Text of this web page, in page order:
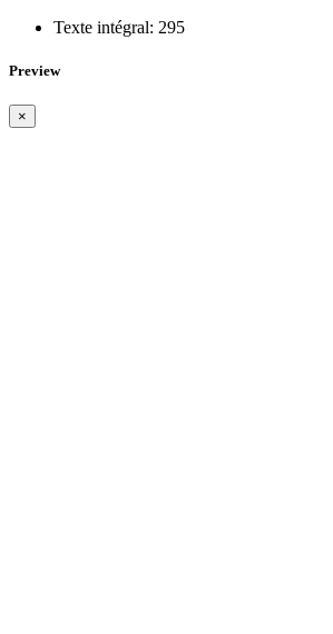
Texte intégral: 295
Preview
×